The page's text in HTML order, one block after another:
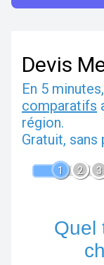
Devis
En 5
comparatifs
région.
Gratuit, sans
1 2 3
Quel